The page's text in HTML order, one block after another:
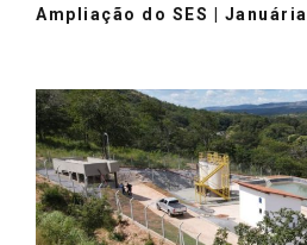
Ampliação do SES | Januária